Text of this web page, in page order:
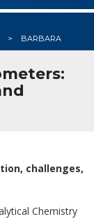
BARBARA
challenges,
Chemistry